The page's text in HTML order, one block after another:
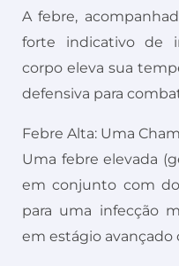
A febre,
forte indicativo de
corpo eleva sua
defensiva para
Febre Alta: Uma
Uma febre elevada
em conjunto com
para uma infecção
em estágio